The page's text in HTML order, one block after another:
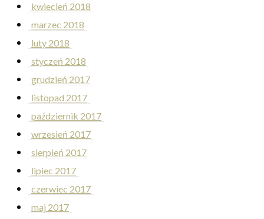
kwiecień 2018
marzec 2018
luty 2018
styczeń 2018
grudzień 2017
listopad 2017
październik 2017
wrzesień 2017
sierpień 2017
lipiec 2017
czerwiec 2017
maj 2017